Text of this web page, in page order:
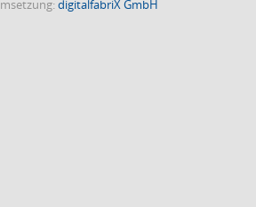
digitalfabriX GmbH